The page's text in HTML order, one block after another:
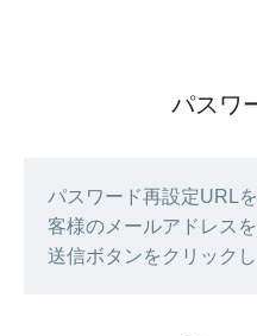
パスワ
パスワード再設定URL
客様のメールアドレスを
送信ボタンをクリックし